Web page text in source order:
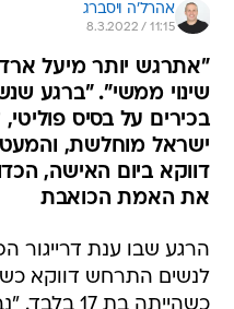
אהרל'ה ויסברג
8.3.2022 / 11:15
"אתרגש יותר מיעל
שינוי ממשי". "ברגע
בכירים על בסיס
ישראל מוחלשת,
דווקא ביום האישה,
את האמת הכואבת
הרגע שבו ענת דרייגור
לנשים התרחש דווקא